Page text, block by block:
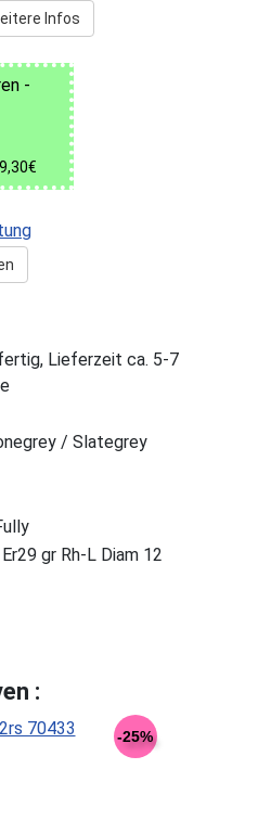
Infos
-
Lieferzeit ca. 5-7
/ Slategrey
gr Rh-L Diam 12
:
-25%